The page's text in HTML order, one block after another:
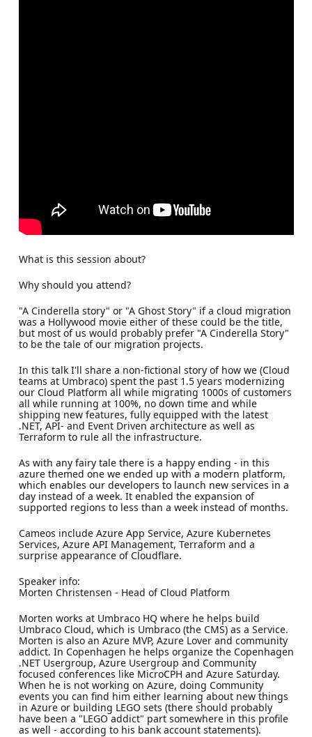
What is this session about?
Why should you attend?
"A Cinderella story" or "A Ghost Story" if a cloud migration
was a Hollywood movie either of these could be the title,
but most of us would probably prefer "A Cinderella Story"
to be the tale of our migration projects.
In this talk I'll share a non-fictional story of how we (Cloud
teams at Umbraco) spent the past 1.5 years modernizing
our Cloud Platform all while migrating 1000s of customers
all while running at 100%, no down time and while
shipping new features, fully equipped with the latest
.NET, API- and Event Driven architecture as well as
Terraform to rule all the infrastructure.
As with any fairy tale there is a happy ending - in this
azure themed one we ended up with a modern platform,
which enables our developers to launch new services in a
day instead of a week. It enabled the expansion of
supported regions to less than a week instead of months.
Cameos include Azure App Service, Azure Kubernetes
Services, Azure API Management, Terraform and a
surprise appearance of Cloudflare.
Speaker info:
Morten Christensen - Head of Cloud Platform
Morten works at Umbraco HQ where he helps build
Umbraco Cloud, which is Umbraco (the CMS) as a Service.
Morten is also an Azure MVP, Azure Lover and community
addict. In Copenhagen he helps organize the Copenhagen
.NET Usergroup, Azure Usergroup and Community
focused conferences like MicroCPH and Azure Saturday.
When he is not working on Azure, doing Community
events you can find him either learning about new things
in Azure or building LEGO sets (there should probably
have been a "LEGO addict" part somewhere in this profile
as well - according to his bank account statements).